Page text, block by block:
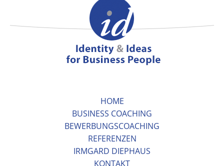
HOME
BUSINESS COACHING
BEWERBUNGSCOACHING
REFERENZEN
IRMGARD DIEPHAUS
KONTAKT